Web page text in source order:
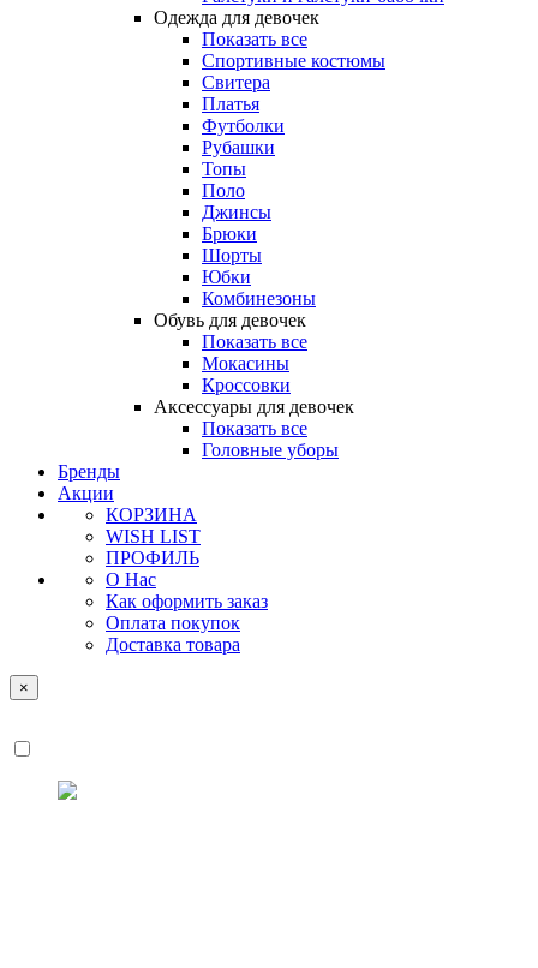
Одежда для девочек
Показать все
Спортивные костюмы
Свитера
Платья
Футболки
Рубашки
Топы
Поло
Джинсы
Брюки
Шорты
Юбки
Комбинезоны
Обувь для девочек
Показать все
Мокасины
Кроссовки
Аксессуары для девочек
Показать все
Головные уборы
Бренды
Акции
КОРЗИНА
WISH LIST
ПРОФИЛЬ
О Нас
Как оформить заказ
Оплата покупок
Доставка товара
×